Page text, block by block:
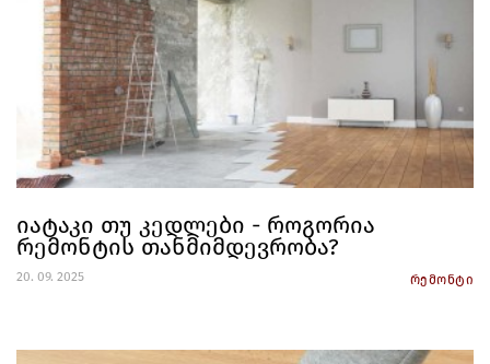
იატაკი თუ კედლები - როგორია
რემონტის თანმიმდევრობა?
20. 09. 2025 რემონტი